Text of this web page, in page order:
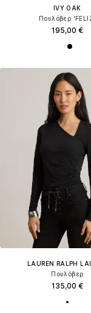
IVY OAK
Πουλόβερ
195,00 €
LAUREN RALPH
Πουλόβερ
135,00 €